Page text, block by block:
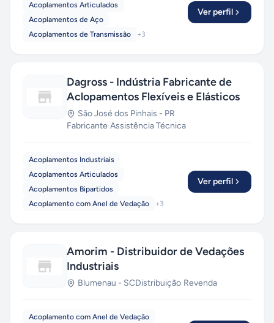
Acoplamentos Articulados
Acoplamentos de Aço
Acoplamentos de Transmissão
+3
Ver perfil
Dagross - Indústria Fabricante de
Aclopamentos Flexíveis e Elásticos
São José dos Pinhais - PR
Fabricante·Assistência Técnica
Acoplamentos Industriais
Acoplamentos Articulados
Acoplamentos Bipartidos
Acoplamento com Anel de Vedação
+3
Ver perfil
Amorim - Distribuidor de Vedações
Industriais
Blumenau - SCDistribuição·Revenda
Acoplamento com Anel de Vedação